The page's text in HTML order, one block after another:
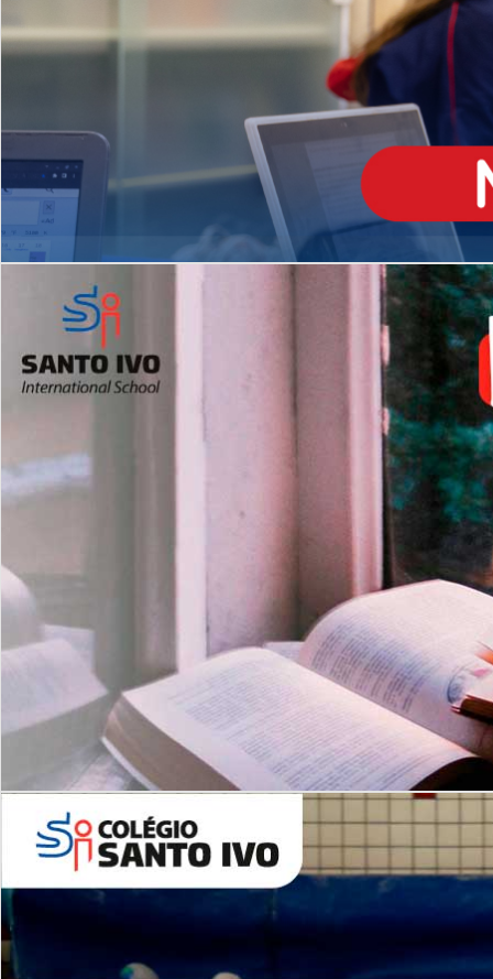
Matrículas Abertas 2026
Leituras Literárias
MÉDIO
igh School
Dupla Diplomação
2º AO 5º ANO FUNDAMENTAL
es
Com imersão Bilingue - Anos
Finais
6º AO 9º ANO FUNDAMENTAL
Inglês: Turmas Reduzidas
(Proficiência)
ALUNOS NOVOS
Entre em Contato